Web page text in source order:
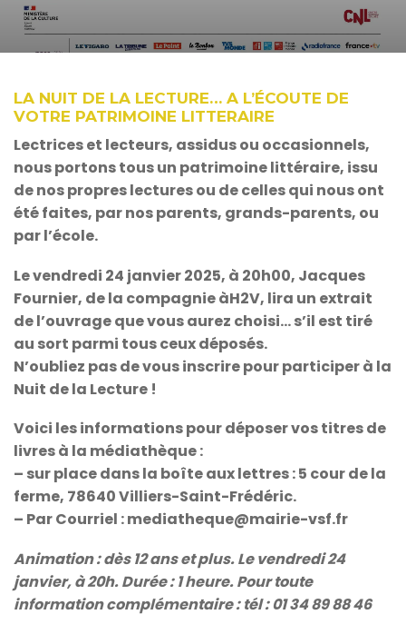
LA NUIT DE LA LECTURE… A L’ÉCOUTE DE
VOTRE PATRIMOINE LITTERAIRE
Lectrices et lecteurs, assidus ou occasionnels,
nous portons tous un patrimoine littéraire, issu
de nos propres lectures ou de celles qui nous ont
été faites, par nos parents, grands-parents, ou
par l’école.
Le vendredi 24 janvier 2025, à 20h00, Jacques
Fournier, de la compagnie àH2V, lira un extrait
de l’ouvrage que vous aurez choisi… s’il est tiré
au sort parmi tous ceux déposés.
N’oubliez pas de vous inscrire pour participer à la
Nuit de la Lecture !
Voici les informations pour déposer vos titres de
livres à la médiathèque :
– sur place dans la boîte aux lettres : 5 cour de la
ferme, 78640 Villiers-Saint-Frédéric.
– Par Courriel : mediatheque@mairie-vsf.fr
Animation : dès 12 ans et plus. Le vendredi 24
janvier, à 20h. Durée : 1 heure. Pour toute
information complémentaire : tél : 01 34 89 88 46